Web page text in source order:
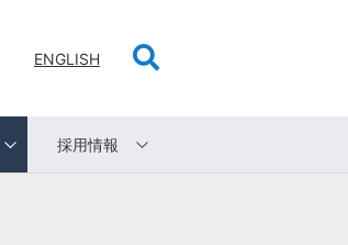
ENGLISH
採用情報